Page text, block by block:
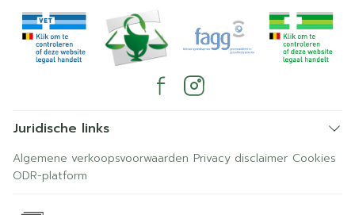
Juridische links
Algemene verkoopsvoorwaarden Privacy disclaimer Cookies
ODR-platform